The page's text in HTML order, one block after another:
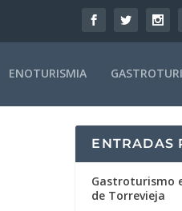
ENOTURISMIA
ENTRADAS
Gastroturismo
de Torrevieja